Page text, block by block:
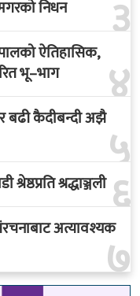
३
निधन
४
ऐतिहासिक,
भू–भाग
५
बढी कैदीबन्दी अझै
६
श्रद्धाञ्जली
७
अत्यावश्यक